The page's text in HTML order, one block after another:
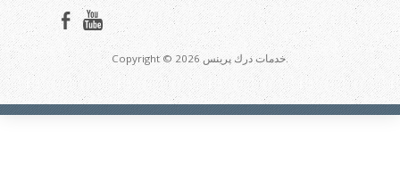
Copyright © 2026 خدمات درك پرينس.